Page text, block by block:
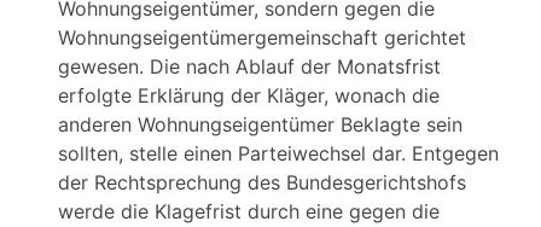
Wohnungseigentümer, sondern gegen die
Wohnungseigentümergemeinschaft gerichtet
gewesen. Die nach Ablauf der Monatsfrist
erfolgte Erklärung der Kläger, wonach die
anderen Wohnungseigentümer Beklagte sein
sollten, stelle einen Parteiwechsel dar. Entgegen
der Rechtsprechung des Bundesgerichtshofs
werde die Klagefrist durch eine gegen die